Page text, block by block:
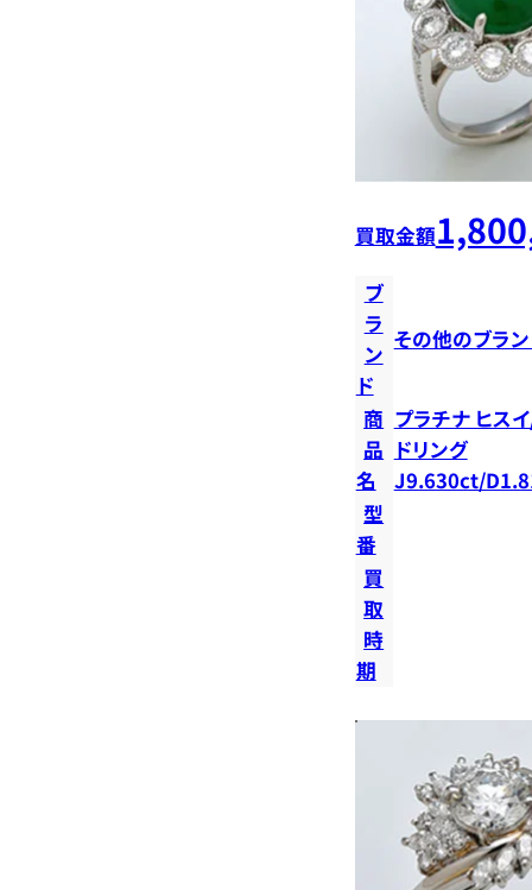
買取金額
ブ
ラ
ン
ド
その他のブラ
商
品
名
プラチナ ヒス
ドリング
J9.630ct/
型
番
買
取
時
期